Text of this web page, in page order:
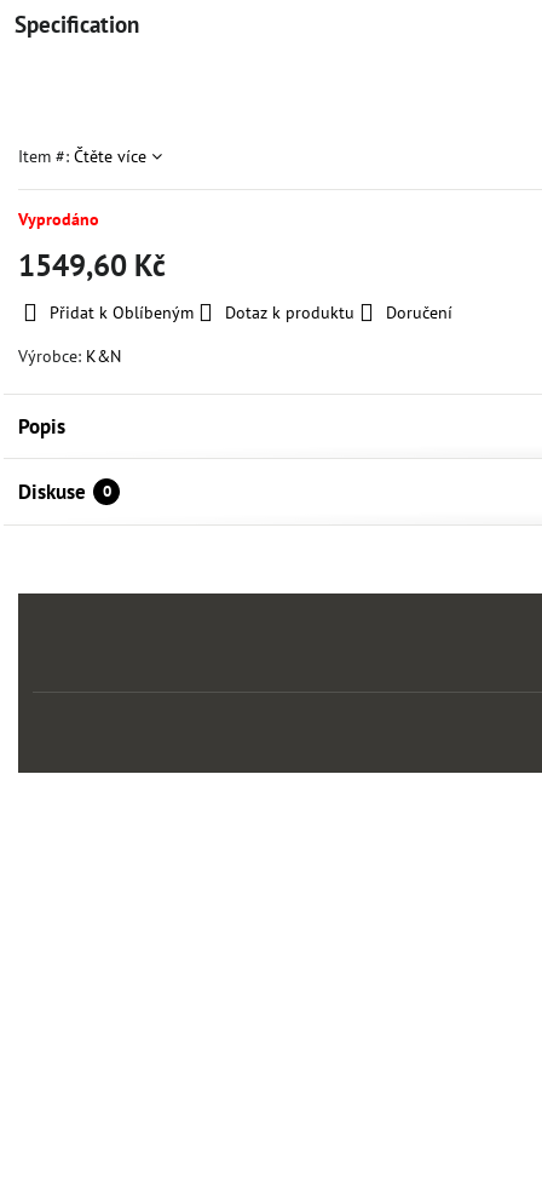
Specification
Item #: Čtěte více
Vyprodáno
1549,60 Kč
Přidat k Oblíbeným Dotaz k produktu
Doručení
Výrobce: K&N
Popis
Diskuse 0